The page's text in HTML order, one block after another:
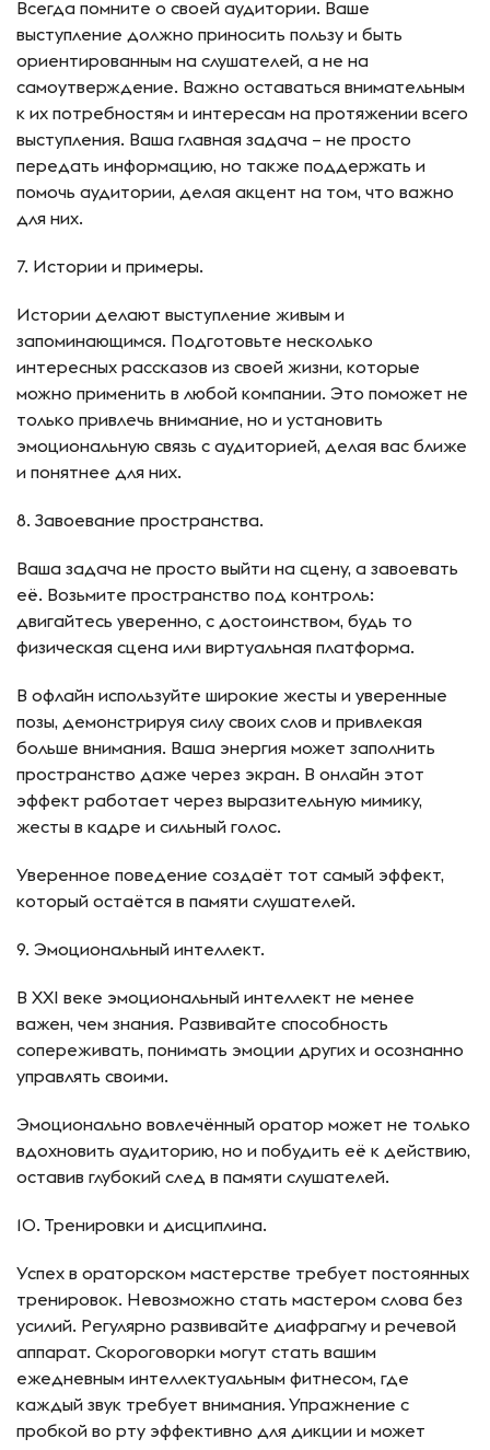
Всегда помните о своей аудитории. Ваше
выступление должно приносить пользу и быть
ориентированным на слушателей, а не на
самоутверждение. Важно оставаться внимательным
к их потребностям и интересам на протяжении всего
выступления. Ваша главная задача – не просто
передать информацию, но также поддержать и
помочь аудитории, делая акцент на том, что важно
для них.
7. Истории и примеры.
Истории делают выступление живым и
запоминающимся. Подготовьте несколько
интересных рассказов из своей жизни, которые
можно применить в любой компании. Это поможет не
только привлечь внимание, но и установить
эмоциональную связь с аудиторией, делая вас ближе
и понятнее для них.
8. Завоевание пространства.
Ваша задача не просто выйти на сцену, а завоевать
её. Возьмите пространство под контроль:
двигайтесь уверенно, с достоинством, будь то
физическая сцена или виртуальная платформа.
В офлайн используйте широкие жесты и уверенные
позы, демонстрируя силу своих слов и привлекая
больше внимания. Ваша энергия может заполнить
пространство даже через экран. В онлайн этот
эффект работает через выразительную мимику,
жесты в кадре и сильный голос.
Уверенное поведение создаёт тот самый эффект,
который остаётся в памяти слушателей.
9. Эмоциональный интеллект.
В XXI веке эмоциональный интеллект не менее
важен, чем знания. Развивайте способность
сопереживать, понимать эмоции других и осознанно
управлять своими.
Эмоционально вовлечённый оратор может не только
вдохновить аудиторию, но и побудить её к действию,
оставив глубокий след в памяти слушателей.
10. Тренировки и дисциплина.
Успех в ораторском мастерстве требует постоянных
тренировок. Невозможно стать мастером слова без
усилий. Регулярно развивайте диафрагму и речевой
аппарат. Скороговорки могут стать вашим
ежедневным интеллектуальным фитнесом, где
каждый звук требует внимания. Упражнение с
пробкой во рту эффективно для дикции и может